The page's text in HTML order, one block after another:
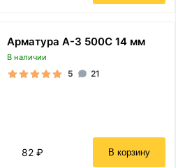
Арматура А-3 500С 14 мм
В наличии
5 21
82 ₽ В корзину